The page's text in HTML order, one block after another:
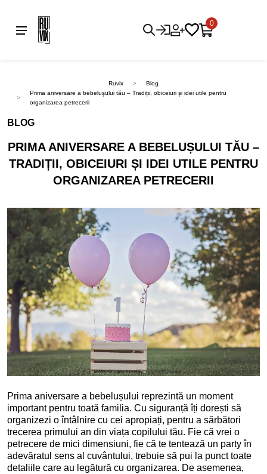
0
Ruvix
Blog
Prima aniversare a bebelușului tău – Tradiții, obiceiuri și idei utile pentru
organizarea petrecerii
BLOG
PRIMA ANIVERSARE A BEBELUȘULUI TĂU –
TRADIȚII, OBICEIURI ȘI IDEI UTILE PENTRU
ORGANIZAREA PETRECERII
Prima aniversare a bebelușului reprezintă un moment
important pentru toată familia. Cu siguranță îți dorești să
organizezi o întâlnire cu cei apropiați, pentru a sărbători
trecerea primului an din viața copilului tău. Fie că vrei o
petrecere de mici dimensiuni, fie că te tentează un party în
adevăratul sens al cuvântului, trebuie să pui la punct toate
detaliile care au legătură cu organizarea. De asemenea,